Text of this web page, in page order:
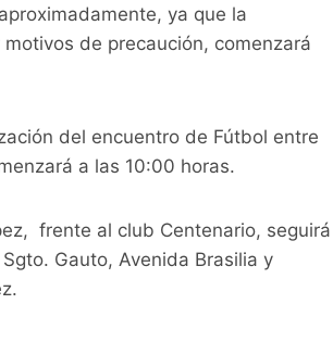
ya que la
de precaución, comenzará
del encuentro de Fútbol entre
a las 10:00 horas.
frente al club Centenario, seguirá
Gauto, Avenida Brasilia y